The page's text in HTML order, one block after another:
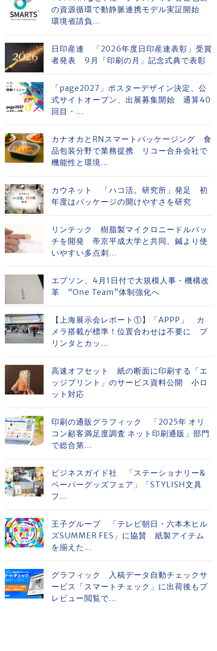
の資源循環で動静脈連携モデル実証開始
環境省請負...
日印産連 「2026年度日印産連表彰」受賞
者発表 9月「印刷の月」記念式典で表彰
「page2027」ポスターデザイン決定、公
式サイトオープン、出展募集開始 通算40
回目・...
カナオカとRNスマートパッケージング 食
品包装分野で業務提携 リコー合弁会社で
機能性と環境...
カウネット 「ハコ活。研究所」発足 初
年度はパッケージの開けやすさを研究
リンテック 樹脂製マイクロニードルパッ
チを開発 帝京平成大学と共同、鍼より使
いやすい多点刺...
エプソン、4月1日付で大規模人事・機構改
革 “One Team”体制強化へ
【上海展示会レポート①】「APPP」 カ
メラ搭載が標準！位置合わせは不要に プ
リンタとカッ...
高速オフセット 紙の断面に印刷する「エ
ッジプリント」のサービス資料公開 小ロ
ット対応
印刷の通販グラフィック 「2025年 オリ
コン顧客満足度調査 ネット印刷通販」部門
で総合第...
ビジネスガイド社 「ステーショナリー&
ペーパーグッズフェア」「STYLISH文具
フ...
王子グループ 「テレビ朝日・六本木ヒル
ズSUMMER FES」に協賛 紙製アイテム
を揃えた...
グラフィック 入稿データ自動チェックサ
ービス「スマートチェック」に出荷後もプ
レビュー閲覧で...